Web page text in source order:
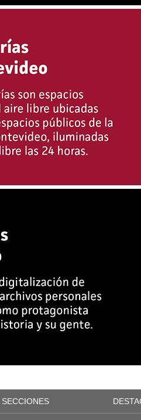
SECCIONES